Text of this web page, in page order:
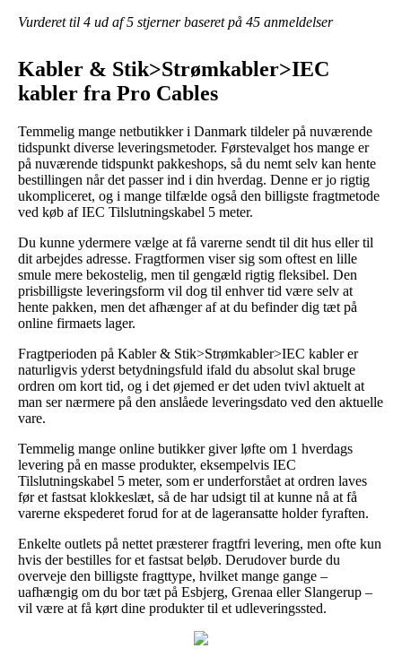
Vurderet til 4 ud af 5 stjerner baseret på 45 anmeldelser
Kabler & Stik>Strømkabler>IEC
kabler fra Pro Cables
Temmelig mange netbutikker i Danmark tildeler på nuværende
tidspunkt diverse leveringsmetoder. Førstevalget hos mange er
på nuværende tidspunkt pakkeshops, så du nemt selv kan hente
bestillingen når det passer ind i din hverdag. Denne er jo rigtig
ukompliceret, og i mange tilfælde også den billigste fragtmetode
ved køb af IEC Tilslutningskabel 5 meter.
Du kunne ydermere vælge at få varerne sendt til dit hus eller til
dit arbejdes adresse. Fragtformen viser sig som oftest en lille
smule mere bekostelig, men til gengæld rigtig fleksibel. Den
prisbilligste leveringsform vil dog til enhver tid være selv at
hente pakken, men det afhænger af at du befinder dig tæt på
online firmaets lager.
Fragtperioden på Kabler & Stik>Strømkabler>IEC kabler er
naturligvis yderst betydningsfuld ifald du absolut skal bruge
ordren om kort tid, og i det øjemed er det uden tvivl aktuelt at
man ser nærmere på den anslåede leveringsdato ved den aktuelle
vare.
Temmelig mange online butikker giver løfte om 1 hverdags
levering på en masse produkter, eksempelvis IEC
Tilslutningskabel 5 meter, som er underforstået at ordren laves
før et fastsat klokkeslæt, så de har udsigt til at kunne nå at få
varerne ekspederet forud for at de lageransatte holder fyraften.
Enkelte outlets på nettet præsterer fragtfri levering, men ofte kun
hvis der bestilles for et fastsat beløb. Derudover burde du
overveje den billigste fragttype, hvilket mange gange –
uafhængig om du bor tæt på Esbjerg, Grenaa eller Slangerup –
vil være at få kørt dine produkter til et udleveringssted.